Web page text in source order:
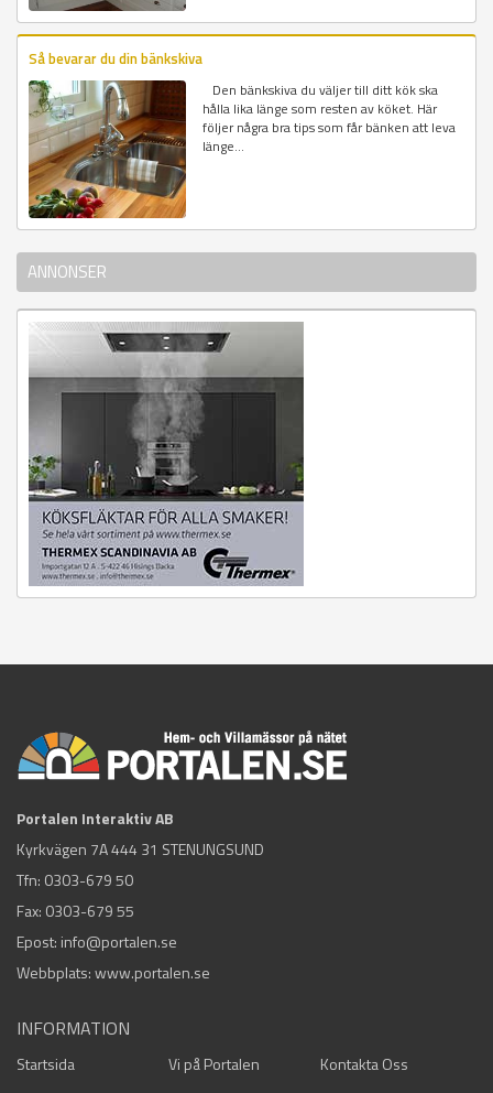
Så bevarar du din bänkskiva
Den bänkskiva du väljer till ditt kök ska
hålla lika länge som resten av köket. Här
följer några bra tips som får bänken att leva
länge...
ANNONSER
Portalen Interaktiv AB
Kyrkvägen 7A 444 31 STENUNGSUND
Tfn: 0303-679 50
Fax: 0303-679 55
Epost: info@portalen.se
Webbplats: www.portalen.se
INFORMATION
Startsida Vi på Portalen
Kontakta Oss